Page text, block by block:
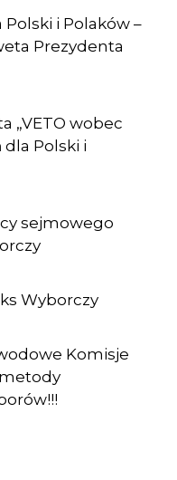
i Polaków –
Prezydenta
„VETO wobec
Polski i
sejmowego
Wyborczy
Komisje